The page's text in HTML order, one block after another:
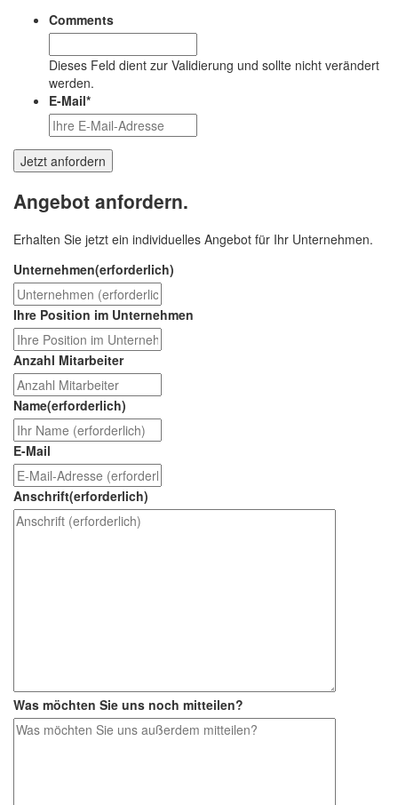
Comments
Dieses Feld dient zur Validierung und sollte nicht verändert
werden.
E-Mail*
Angebot anfordern.
Erhalten Sie jetzt ein individuelles Angebot für Ihr Unternehmen.
Unternehmen(erforderlich)
Ihre Position im Unternehmen
Anzahl Mitarbeiter
Name(erforderlich)
E-Mail
Anschrift(erforderlich)
Was möchten Sie uns noch mitteilen?